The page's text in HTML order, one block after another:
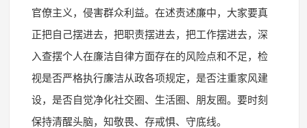
官僚主义，侵害群众利益。在述责述廉中，大家要真
正把自己摆进去，把职责摆进去，把工作摆进去，深
入查摆个人在廉洁自律方面存在的风险点和不足，检
视是否严格执行廉洁从政各项规定，是否注重家风建
设，是否自觉净化社交圈、生活圈、朋友圈。要时刻
保持清醒头脑，知敬畏、存戒惧、守底线。